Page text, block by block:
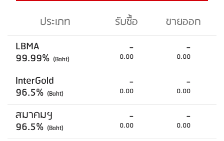
ประเภท รับซื้อ
ขายออก
LBMA
99.99% (Baht)
-
0.00
-
0.00
InterGold
96.5% (Baht)
-
0.00
-
0.00
สมาคมฯ
96.5% (Baht)
-
0.00
-
0.00